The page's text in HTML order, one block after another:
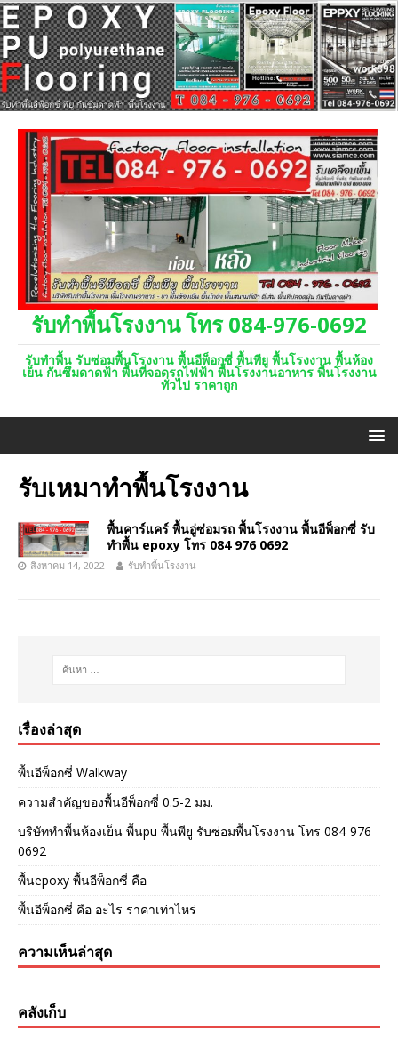
รับทำพื้นโรงงาน โทร 084-976-0692
รับทำพื้น รับซ่อมพื้นโรงงาน พื้นอีพ็อกซี่ พื้นพียู พื้นโรงงาน พื้นห้อง
เย็น กันซึมดาดฟ้า พื้นที่จอดรถไฟฟ้า พื้นโรงงานอาหาร พื้นโรงงาน
ทั่วไป ราคาถูก
รับเหมาทำพื้นโรงงาน
พื้นคาร์แคร์ พื้นอู่ซ่อมรถ พื้นโรงงาน พื้นอีพ็อกซี่ รับ
ทำพื้น epoxy โทร 084 976 0692
สิงหาคม 14, 2022 รับทำพื้นโรงงาน
เรื่องล่าสุด
พื้นอีพ็อกซี่ Walkway
ความสำคัญของพื้นอีพ็อกซี่ 0.5-2 มม.
บริษัททำพื้นห้องเย็น พื้นpu พื้นพียู รับซ่อมพื้นโรงงาน โทร 084-976-
0692
พื้นepoxy พื้นอีพ็อกซี่ คือ
พื้นอีพ็อกซี่ คือ อะไร ราคาเท่าไหร่
ความเห็นล่าสุด
คลังเก็บ